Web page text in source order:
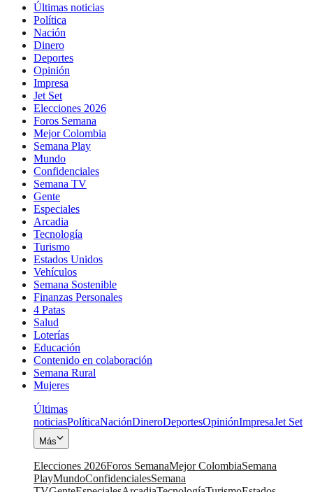
Últimas noticias
Política
Nación
Dinero
Deportes
Opinión
Impresa
Jet Set
Elecciones 2026
Foros Semana
Mejor Colombia
Semana Play
Mundo
Confidenciales
Semana TV
Gente
Especiales
Arcadia
Tecnología
Turismo
Estados Unidos
Vehículos
Semana Sostenible
Finanzas Personales
4 Patas
Salud
Loterías
Educación
Contenido en colaboración
Semana Rural
Mujeres
Últimas
noticiasPolíticaNaciónDineroDeportesOpiniónImpresaJet Set
Más
Elecciones 2026Foros SemanaMejor ColombiaSemana
PlayMundoConfidencialesSemana